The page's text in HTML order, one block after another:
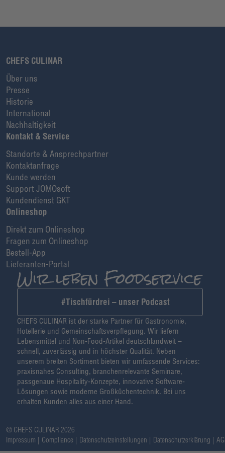
CHEFS CULINAR
Über uns
Presse
Historie
International
Nachhaltigkeit
Kontakt & Service
Standorte & Ansprechpartner
Kontaktanfrage
Kunde werden
Support JOMOsoft
Kundendienst GKT
Onlineshop
Direkt zum Onlineshop
Fragen zum Onlineshop
Bestell-App
Lieferanten-Portal
#Tischfürdrei – unser Podcast
CHEFS CULINAR ist der starke Partner für Gastronomie,
Hotellerie und Gemeinschaftsverpflegung. Wir liefern
Lebensmittel und Non-Food-Artikel deutschlandweit –
schnell, zuverlässig und in höchster Qualität. Neben
unserem breiten Sortiment bieten wir umfassende Services:
praxisnahes Consulting, branchenrelevante Seminare,
passgenaue Hospitality-Konzepte, innovative Software-
Lösungen sowie moderne Großküchentechnik. Bei uns
erhalten Kunden alles aus einer Hand.
@ CHEFS CULINAR 2026
Impressum
Compliance Datenschutzeinstellungen Datenschutzerklärung